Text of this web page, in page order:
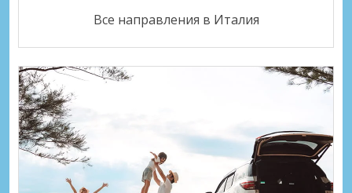
Все направления в Италия